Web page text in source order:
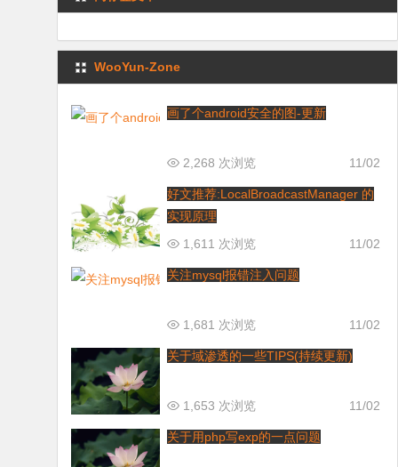
WooYun-Zone
画了个android安全的图-更新
11/02
2,268 次浏览
好文推荐:LocalBroadcastManager 的
实现原理
11/02
1,611 次浏览
关注mysql报错注入问题
11/02
1,681 次浏览
关于域渗透的一些TIPS(持续更新)
11/02
1,653 次浏览
关于用php写exp的一点问题